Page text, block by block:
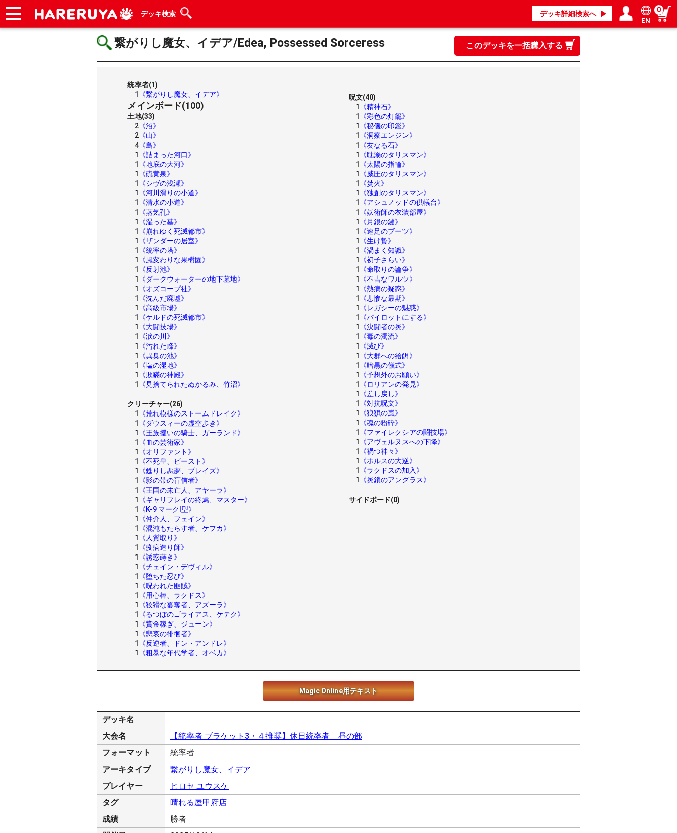
デッキ検索 デッキ詳細検索へ
ログイン／会員登録
マイページ
EN
0
繋がりし魔女、イデア/Edea, Possessed Sorceress このデッキを一括購入する
統率者(1)
1
《繋がりし魔女、イデア》
メインボード(100)
土地(33)
2 《沼》
2 《山》
4 《島》
1
《詰まった河口》
1
《地底の大河》
1
《硫黄泉》
1
《シヴの浅瀬》
1
《河川滑りの小道》
1
《清水の小道》
1
《蒸気孔》
1
《湿った墓》
1
《崩れゆく死滅都市》
1
《ザンダーの居室》
1
《統率の塔》
1
《風変わりな果樹園》
1
《反射池》
1
《ダークウォーターの地下墓地》
1
《オズコープ社》
1
《沈んだ廃墟》
1
《高級市場》
1
《ケルドの死滅都市》
1
《大闘技場》
1
《涙の川》
1
《汚れた峰》
1
《異臭の池》
1
《塩の湿地》
1
《欺瞞の神殿》
1
《見捨てられたぬかるみ、竹沼》
クリーチャー(26)
1
《荒れ模様のストームドレイク》
1
《ダウスィーの虚空歩き》
1
《王族攫いの騎士、ガーランド》
1
《血の芸術家》
1
《オリファント》
1
《不死皇、ビースト》
1
《甦りし悪夢、ブレイズ》
1
《影の帯の盲信者》
1
《王国の未亡人、アヤーラ》
1
《ギャリフレイの終焉、マスター》
1
《K-9 マークI型》
1
《仲介人、フェイン》
1
《混沌もたらす者、ケフカ》
1
《人質取り》
1
《疫病造り師》
1
《誘惑蒔き》
1
《チェイン・デヴィル》
1
《堕ちた忍び》
1
《呪われた匪賊》
1
《用心棒、ラクドス》
1
《狡猾な簒奪者、アズーラ》
1
《るつぼのゴライアス、ケテク》
1
《賞金稼ぎ、ジューン》
1
《悲哀の徘徊者》
1
《反逆者、ドン・アンドレ》
1
《粗暴な年代学者、オベカ》
呪文(40)
1
《精神石》
1
《彩色の灯籠》
1
《秘儀の印鑑》
1
《洞察エンジン》
1
《友なる石》
1
《耽溺のタリスマン》
1
《太陽の指輪》
1
《威圧のタリスマン》
1
《焚火》
1
《独創のタリスマン》
1
《アシュノッドの供犠台》
1
《妖術師の衣装部屋》
1
《月銀の鍵》
1
《速足のブーツ》
1
《生け贄》
1
《渦まく知識》
1
《初子さらい》
1
《命取りの論争》
1
《不吉なワルツ》
1
《熱病の疑惑》
1
《悲惨な最期》
1
《レガシーの魅惑》
1
《パイロットにする》
1
《決闘者の炎》
1
《毒の濁流》
1
《滅び》
1
《大群への給餌》
1
《暗黒の儀式》
1
《予想外のお願い》
1
《ロリアンの発見》
1
《差し戻し》
1
《対抗呪文》
1
《狼狽の嵐》
1
《魂の粉砕》
1
《ファイレクシアの闘技場》
1
《アヴェルヌスへの下降》
1
《禍つ神々》
1
《ホルスの大逆》
1
《ラクドスの加入》
1
《炎鎖のアングラス》
サイドボード(0)
Magic Online用テキスト
デッキ名
大会名
【統率者 ブラケット3・４推奨】休日統率者 昼の部
フォーマット
統率者
アーキタイプ
繋がりし魔女、イデア
プレイヤー
ヒロセ ユウスケ
タグ
晴れる屋甲府店
成績
勝者